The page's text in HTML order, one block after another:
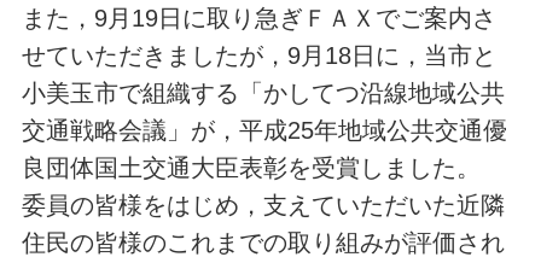
また，9月19日に取り急ぎＦＡＸでご案内さ
せていただきましたが，9月18日に，当市と
小美玉市で組織する「かしてつ沿線地域公共
交通戦略会議」が，平成25年地域公共交通優
良団体国土交通大臣表彰を受賞しました。
委員の皆様をはじめ，支えていただいた近隣
住民の皆様のこれまでの取り組みが評価され